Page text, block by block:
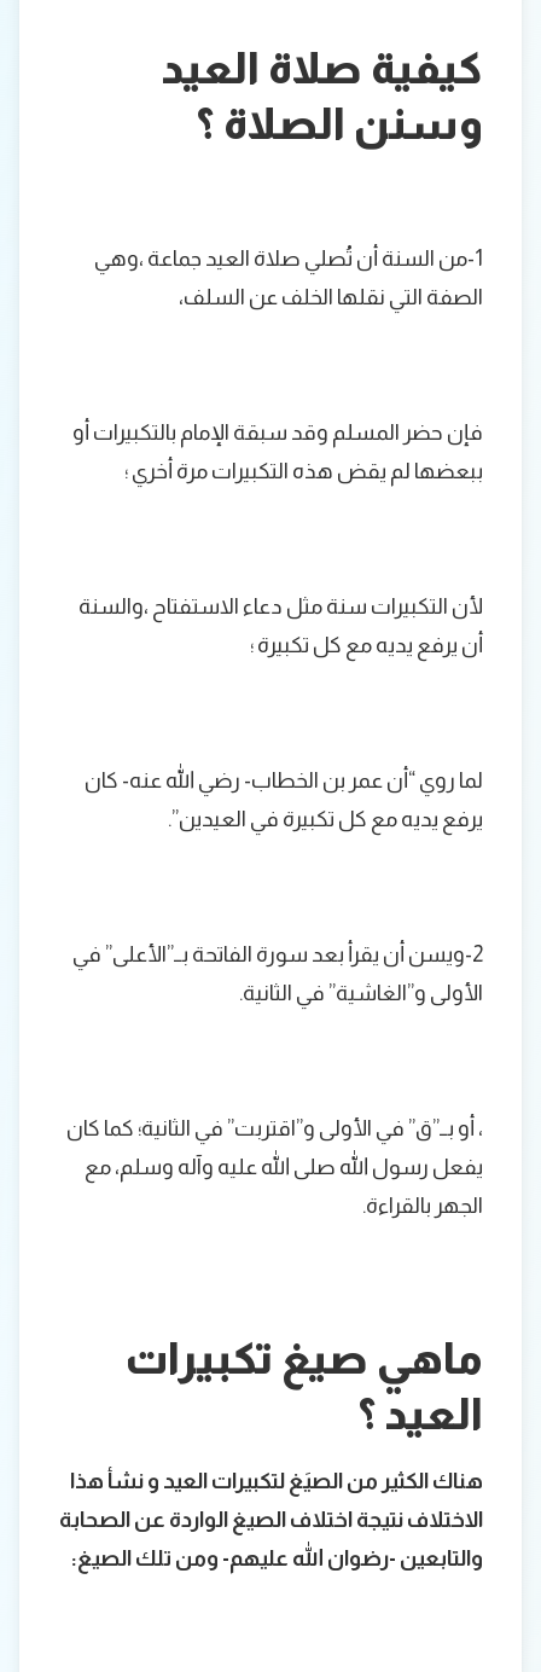
كيفية صلاة العيد
وسنن الصلاة ؟
1-من السنة أن تُصلي صلاة العيد جماعة ،وهي
الصفة التي نقلها الخلف عن السلف،
فإن حضر المسلم وقد سبقة الإمام بالتكبيرات أو
ببعضها لم يقض هذه التكبيرات مرة أخري ؛
ﻷن التكبيرات سنة مثل دعاء الاستفتاح ،والسنة
أن يرفع يديه مع كل تكبيرة ؛
لما روي “أن عمر بن الخطاب- رضي الله عنه- كان
يرفع يديه مع كل تكبيرة في العيدين”.
2-ويسن أن يقرأ بعد سورة الفاتحة بــ”الأعلى” في
الأولى و”الغاشية” في الثانية.
، أو بــ”ق” في الأولى و”اقتربت” في الثانية؛ كما كان
يفعل رسول الله صلى الله عليه وآله وسلم، مع
الجهر بالقراءة.
ماهي صيغ تكبيرات
العيد ؟
هناك الكثير من الصيَغ لتكبيرات العيد و نشأ هذا
الاختلاف نتيجة اختلاف الصيغ الواردة عن الصحابة
والتابعين -رضوان الله عليهم- ومن تلك الصيغ: